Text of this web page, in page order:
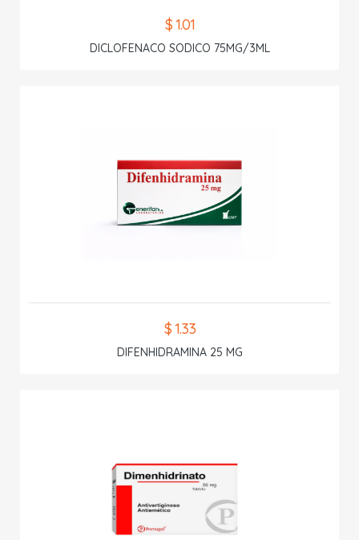
$ 1.01
DICLOFENACO SODICO 75MG/3ML
$ 1.33
DIFENHIDRAMINA 25 MG